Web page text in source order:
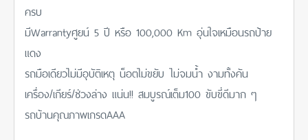
ครบ
มีWarrantyศูยน์ 5 ปี หรือ 100,000 Km อุ่นใจเหมือนรถป้าย
แดง
รถมือเดียวไม่มีอุบัติเหตุ น็อตไม่ขยับ ไม่จมน้ำ งามทั้งคัน
เครื่อง/เกียร์/ช่วงล่าง แน่น!! สมบูรณ์เต็ม100 ขับขี่ดีมาก ๆ
รถบ้านคุณภาพเกรดAAA